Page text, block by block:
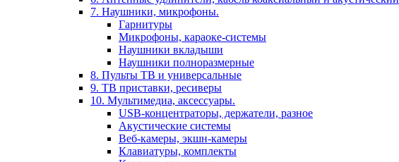
7. Наушники, микрофоны.
Гарнитуры
Микрофоны, караоке-системы
Наушники вкладыши
Наушники полноразмерные
8. Пульты ТВ и универсальные
9. ТВ приставки, ресиверы
10. Мультимедиа, аксессуары.
USB-концентраторы, держатели, разное
Акустические системы
Веб-камеры, экшн-камеры
Клавиатуры, комплекты